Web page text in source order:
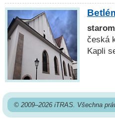
česká
Kapli
© 2009–2026 iTRAS. Všechna